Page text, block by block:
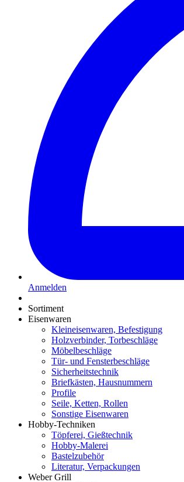
Anmelden
Sortiment
Eisenwaren
Kleineisenwaren, Befestigung
Holzverbinder, Torbeschläge
Möbelbeschläge
Tür- und Fensterbeschläge
Sicherheitstechnik
Briefkästen, Hausnummern
Profile
Seile, Ketten, Rollen
Sonstige Eisenwaren
Hobby-Techniken
Töpferei, Gießtechnik
Hobby-Malerei
Bastelzubehör
Literatur, Verpackungen
Weber Grill